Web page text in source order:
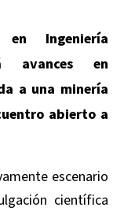
Ingeniería
avances en
a una minería
abierto a
escenario
científica